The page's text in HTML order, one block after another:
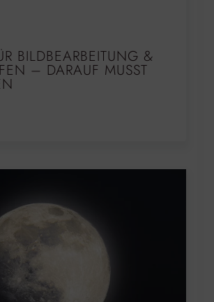
BILDBEARBEITUNG &
– DARAUF MUSST